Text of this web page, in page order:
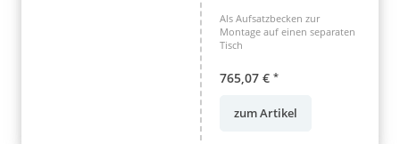
Als Aufsatzbecken zur
Montage auf einen separaten
Tisch
765,07 € *
zum Artikel